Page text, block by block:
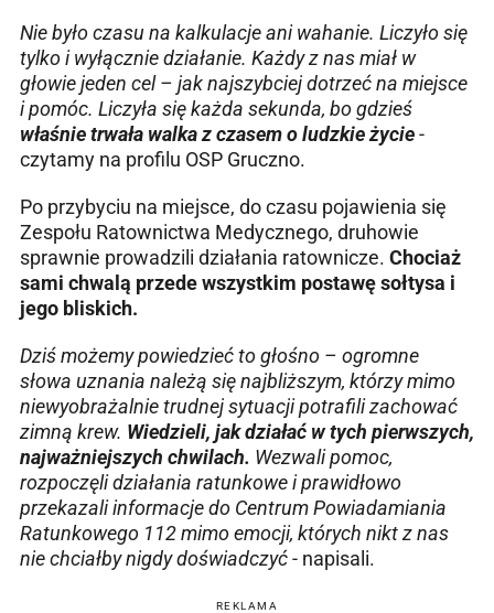
Nie było czasu na kalkulacje ani wahanie. Liczyło się
tylko i wyłącznie działanie. Każdy z nas miał w
głowie jeden cel – jak najszybciej dotrzeć na miejsce
i pomóc. Liczyła się każda sekunda, bo gdzieś
właśnie trwała walka z czasem o ludzkie życie-
czytamy na profilu OSP Gruczno.
Po przybyciu na miejsce, do czasu pojawienia się
Zespołu Ratownictwa Medycznego, druhowie
sprawnie prowadzili działania ratownicze. Chociaż
sami chwalą przede wszystkim postawę sołtysa i
jego bliskich.
Dziś możemy powiedzieć to głośno – ogromne
słowa uznania należą się najbliższym, którzy mimo
niewyobrażalnie trudnej sytuacji potrafili zachować
zimną krew. Wiedzieli, jak działać w tych pierwszych,
najważniejszych chwilach. Wezwali pomoc,
rozpoczęli działania ratunkowe i prawidłowo
przekazali informacje do Centrum Powiadamiania
Ratunkowego 112 mimo emocji, których nikt z nas
nie chciałby nigdy doświadczyć- napisali.
REKLAMA